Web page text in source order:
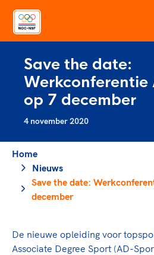
Over NOC*NSF
Sportagenda 2032
Leden
Raad van Toezicht en Bestuur
Merkbescherming NOC*NSF
Geven aan Sport
Sportdeelname
Beleidsmedewerkers
Clubbestuurders
Coördinatoren en opleiders
Officials
Topsport
Voor talentvolle sporters
Voor bonden
Pers
Save the date:
Werkconferentie
op 7 december
4 november 2020
Home
Nieuws
Save the date:
december
De nieuwe opleiding voor
Associate Degree Sport (AD-